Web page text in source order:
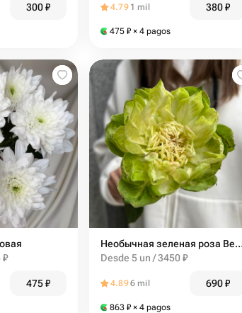
300₽ 4.79 1 mil 380₽
475 ₽ × 4 pagos
₽
475₽
Необычная зеленая
Desde 5 un / 3450 ₽
4.896 mil 690₽
863 ₽ × 4 pagos